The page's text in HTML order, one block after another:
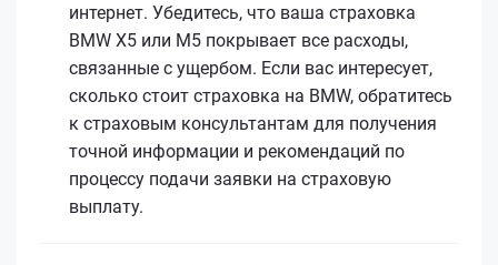
интернет. Убедитесь, что ваша страховка
BMW X5 или M5 покрывает все расходы,
связанные с ущербом. Если вас интересует,
сколько стоит страховка на BMW, обратитесь
к страховым консультантам для получения
точной информации и рекомендаций по
процессу подачи заявки на страховую
выплату.